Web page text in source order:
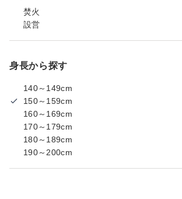
焚火
設営
身長から探す
140～149cm
150～159cm
160～169cm
170～179cm
180～189cm
190～200cm